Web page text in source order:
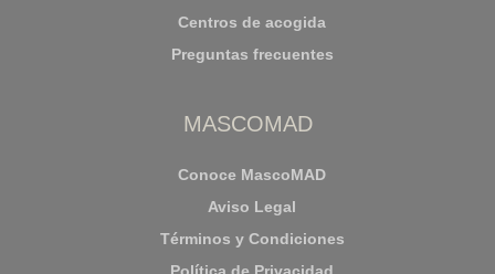
Centros de acogida
Preguntas frecuentes
MASCOMAD
Conoce MascoMAD
Aviso Legal
Términos y Condiciones